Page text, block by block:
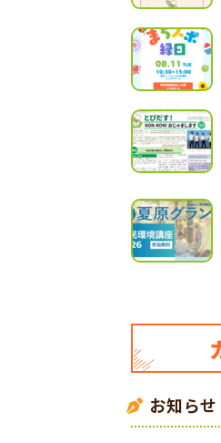
お知らせ